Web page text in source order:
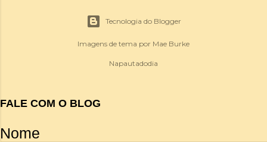
Tecnologia do Blogger
Imagens de tema por Mae Burke
Napautadodia
FALE COM O BLOG
Nome